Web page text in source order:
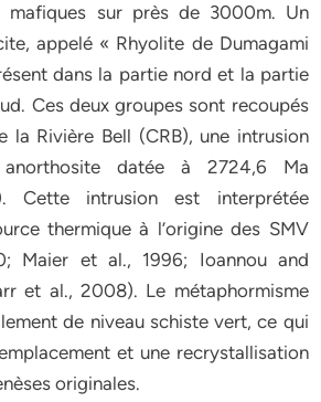
mafiques sur près de 3000m. Un
appelé « Rhyolite de Dumagami
dans la partie nord et la partie
Ces deux groupes sont recoupés
la Rivière Bell (CRB), une intrusion
datée à 2724,6 Ma
Cette intrusion est interprétée
thermique à l’origine des SMV
Maier et al., 1996; Ioannou and
et al., 2008). Le métaphormisme
de niveau schiste vert, ce qui
et une recrystallisation
originales.